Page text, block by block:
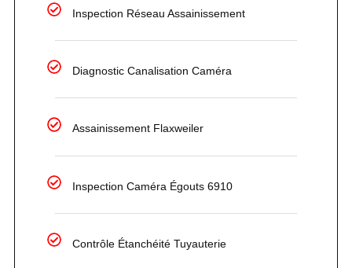
Inspection Réseau Assainissement
Diagnostic Canalisation Caméra
Assainissement Flaxweiler
Inspection Caméra Égouts 6910
Contrôle Étanchéité Tuyauterie